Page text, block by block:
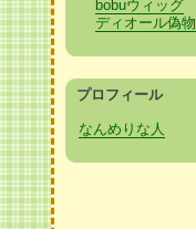
bobuウィッグ
ディオール偽物
プロフィール
なんめりな人